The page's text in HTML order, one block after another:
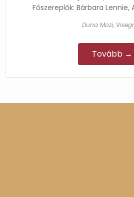
Főszereplők: Bárbara Lennie,
Duna Mozi,
Tovább →